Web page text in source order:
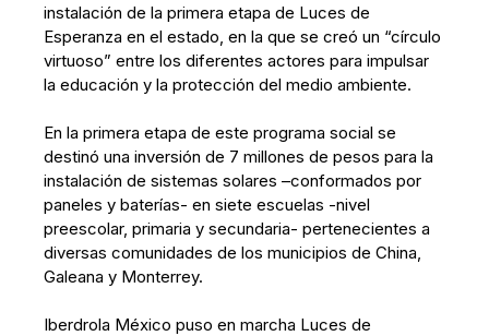
instalación de la primera etapa de Luces de
Esperanza en el estado, en la que se creó un “círculo
virtuoso” entre los diferentes actores para impulsar
la educación y la protección del medio ambiente.
En la primera etapa de este programa social se
destinó una inversión de 7 millones de pesos para la
instalación de sistemas solares –conformados por
paneles y baterías- en siete escuelas -nivel
preescolar, primaria y secundaria- pertenecientes a
diversas comunidades de los municipios de China,
Galeana y Monterrey.
Iberdrola México puso en marcha Luces de